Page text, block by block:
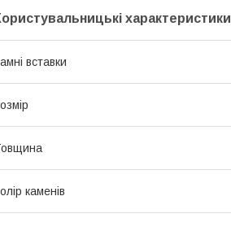
характеристики
вставки
каменів